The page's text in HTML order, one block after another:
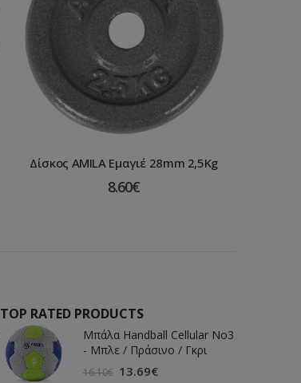
Δίσκος AMILA Εμαγιέ 28mm 2,5Kg
8.60€
TOP RATED PRODUCTS
Μπάλα Handball Cellular Νο3
- Μπλε / Πράσινο / Γκρι
16.10€ 13.69€